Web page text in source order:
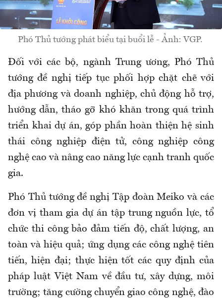
Phó Thủ tướng phát biểu tại buổi lễ - Ảnh: VGP.
Đối với các bộ, ngành Trung ương, Phó Thủ
tướng đề nghị tiếp tục phối hợp chặt chẽ với
địa phương và doanh nghiệp, chủ động hỗ trợ,
hướng dẫn, tháo gỡ khó khăn trong quá trình
triển khai dự án, góp phần hoàn thiện hệ sinh
thái công nghiệp điện tử, công nghiệp công
nghệ cao và nâng cao năng lực cạnh tranh quốc
gia.
Phó Thủ tướng đề nghị Tập đoàn Meiko và các
đơn vị tham gia dự án tập trung nguồn lực, tổ
chức thi công bảo đảm tiến độ, chất lượng, an
toàn và hiệu quả; ứng dụng các công nghệ tiên
tiến, hiện đại; thực hiện tốt các quy định của
pháp luật Việt Nam về đầu tư, xây dựng, môi
trường; tăng cường chuyển giao công nghệ, đào